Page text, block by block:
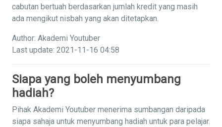
cabutan bertuah berdasarkan jumlah kredit yang masih
ada mengikut nisbah yang akan ditetapkan.
Author: Akademi Youtuber
Last update: 2021-11-16 04:58
Siapa yang boleh menyumbang
hadiah?
Pihak Akademi Youtuber menerima sumbangan daripada
siapa sahaja untuk menyumbang hadiah untuk para pelajar.